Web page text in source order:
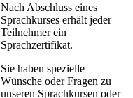
Nach Abschluss eines
Sprachkurses erhält jeder
Teilnehmer ein
Sprachzertifikat.
Sie haben spezielle
Wünsche oder Fragen zu
unseren Sprachkursen oder